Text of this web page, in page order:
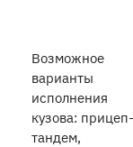
Возможное
варианты
исполнения
кузова: прицеп-
тандем,